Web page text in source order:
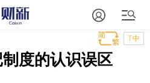
T中
度的认识误区